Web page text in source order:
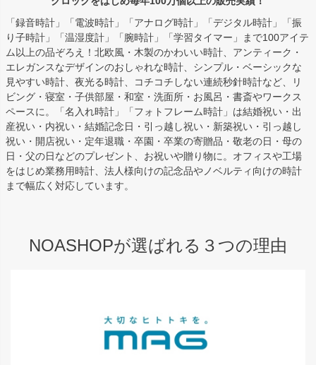
「録音時計」「電波時計」「アナログ時計」「デジタル時計」「振
り子時計」「温湿度計」「腕時計」「学習タイマー」まで100アイテ
ム以上の品ぞろえ！北欧風・木製のかわいい時計、アンティーク・
エレガンスなデザインのおしゃれな時計、シンプル・ベーシックな
見やすい時計、夜光る時計、コチコチしない連続秒針時計など、リ
ビング・寝室・子供部屋・和室・洗面所・お風呂・書斎やワークス
ペースに。「名入れ時計」「フォトフレーム時計」は結婚祝い・出
産祝い・内祝い・結婚記念日・引っ越し祝い・新築祝い・引っ越し
祝い・開店祝い・定年退職・卒園・卒業の寄贈品・敬老の日・母の
日・父の日などのプレゼント、お祝いや贈り物に。オフィスや工場
をはじめ業務用時計、法人様向けの記念品やノベルティ向けの時計
まで幅広く対応しています。
NOASHOPが選ばれる３つの理由